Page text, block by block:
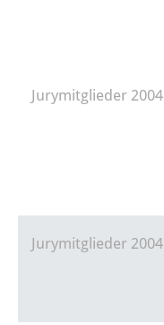
Jurymitglieder 2004
Jurymitglieder 2004